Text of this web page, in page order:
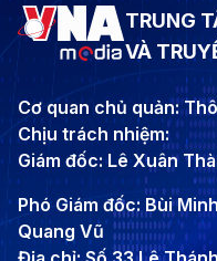
TRUNG
VÀ
Cơ quan chủ quản:
Chịu trách nhiệm:
Giám đốc: Lê Xuân
Phó Giám đốc: Bùi
Quang Vũ